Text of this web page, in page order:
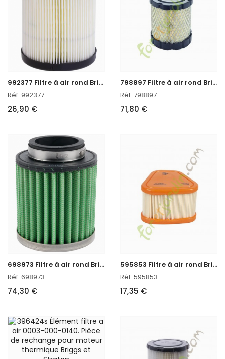
9
92377 Filtre à air rond Briggs & Stratton
Réf. 992377
26,90 €
7
98897 Filtre à air rond Briggs & Stratton
Réf. 798897
71,80 €
6
98973 Filtre à air rond Briggs & Stratton
Réf. 698973
74,30 €
5
95853 Filtre à air rond Briggs & Stratton
Réf. 595853
17,35 €